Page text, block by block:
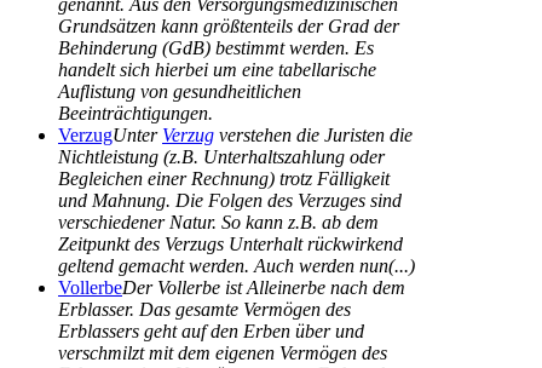
Grundsätzen kann größtenteils der Grad der
Behinderung (GdB) bestimmt werden. Es
handelt sich hierbei um eine tabellarische
Auflistung von gesundheitlichen
Beeinträchtigungen.
VerzugUnter Verzug verstehen die Juristen die
Nichtleistung (z.B. Unterhaltszahlung oder
Begleichen einer Rechnung) trotz Fälligkeit
und Mahnung. Die Folgen des Verzuges sind
verschiedener Natur. So kann z.B. ab dem
Zeitpunkt des Verzugs Unterhalt rückwirkend
geltend gemacht werden. Auch werden nun(...)
VollerbeDer Vollerbe ist Alleinerbe nach dem
Erblasser. Das gesamte Vermögen des
Erblassers geht auf den Erben über und
verschmilzt mit dem eigenen Vermögen des